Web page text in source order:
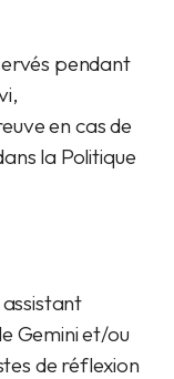
pendant
en cas de
la Politique
Gemini et/ou
de réflexion